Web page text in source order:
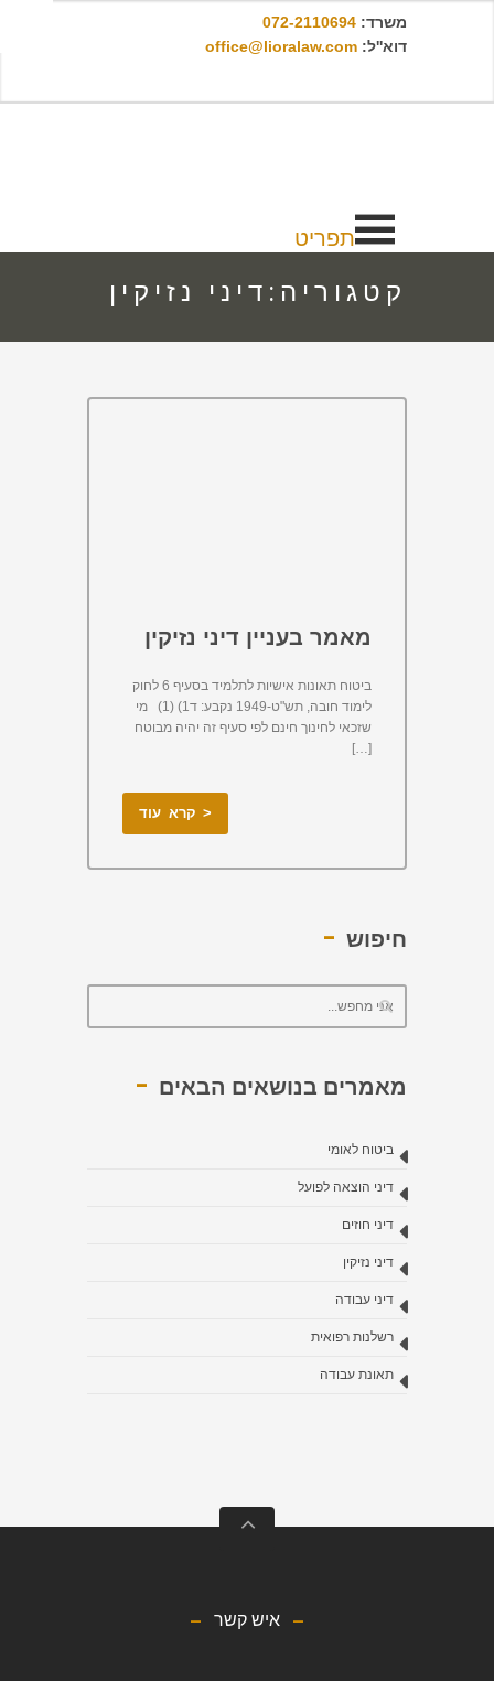
משרד: 072-2110694
דוא''ל: office@lioralaw.com
תפריט
קטגוריה:דיני נזיקין
מאמר בעניין דיני נזיקין
ביטוח תאונות אישיות לתלמיד בסעיף 6 לחוק
לימוד חובה, תש"ט-1949 נקבע: ד1) (1) מי
שזכאי לחינוך חינם לפי סעיף זה יהיה מבוטח
[…]
< קרא עוד
חיפוש
מאמרים בנושאים הבאים
ביטוח לאומי
דיני הוצאה לפועל
דיני חוזים
דיני נזיקין
דיני עבודה
רשלנות רפואית
תאונת עבודה
איש קשר